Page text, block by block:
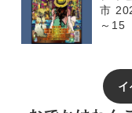
市
～15